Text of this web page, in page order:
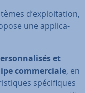
d’ex­ploi­ta­tion,
une ap­pli­ca­
et
com­mer­ciale, en
spé­ci­fiques